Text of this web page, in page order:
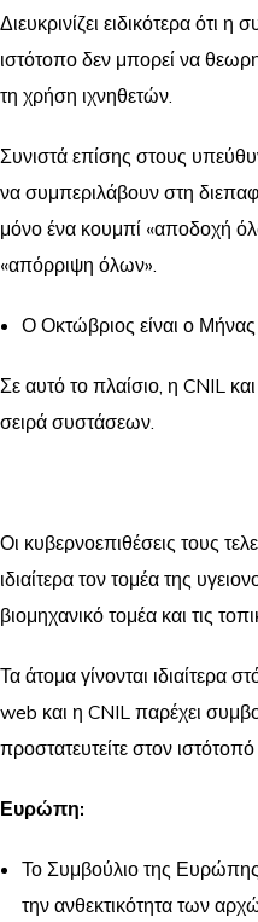
Διευκρινίζει ειδικότερα ότι
ιστότοπο δεν μπορεί να
τη χρήση ιχνηθετών.
Συνιστά επίσης στους
να συμπεριλάβουν στη
μόνο ένα κουμπί «αποδοχή
«απόρριψη όλων».
Ο Οκτώβριος είναι ο
Σε αυτό το πλαίσιο, η CNIL
σειρά συστάσεων.
Οι κυβερνοεπιθέσεις τους
ιδιαίτερα τον τομέα της
βιομηχανικό τομέα και τις
Τα άτομα γίνονται ιδιαίτερα
web και η CNIL παρέχει
προστατευτείτε στον ιστότοπό
Ευρώπη:
Το Συμβούλιο της
την ανθεκτικότητα των